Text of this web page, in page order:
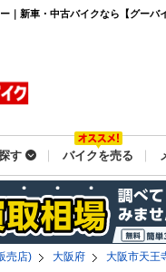
｜新車・中古バイクなら【グーバ
す バイクを売る
売店) 大阪府 大阪市天王